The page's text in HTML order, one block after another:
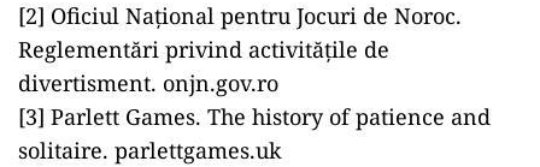
[2] Oficiul Național pentru Jocuri de Noroc.
Reglementări privind activitățile de
divertisment. onjn.gov.ro
[3] Parlett Games. The history of patience and
solitaire. parlettgames.uk